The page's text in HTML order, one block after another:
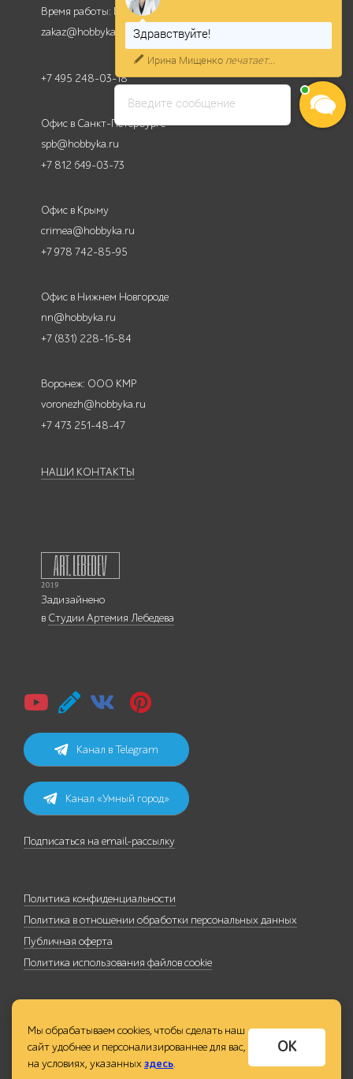
Время работы: Пн-Пт - с 9:00 до 18:00
zakaz@hobbyka.ru
+7 495 248-03-18
Офис в Санкт-Петербурге
spb@hobbyka.ru
+7 812 649-03-73
Офис в Крыму
crimea@hobbyka.ru
+7 978 742-85-95
Офис в Нижнем Новгороде
nn@hobbyka.ru
+7 (831) 228-16-84
Воронеж: ООО КМР
voronezh@hobbyka.ru
+7 473 251-48-47
НАШИ КОНТАКТЫ
Задизайнено
в Студии Артемия Лебедева
Канал в Telegram
Канал «Умный город»
Подписаться на email-рассылку
Политика конфиденциальности
Политика в отношении обработки персональных данных
Публичная оферта
Политика использования файлов cookie
Мы обрабатываем cookies, чтобы сделать наш
сайт удобнее и персонализированнее для вас,
на условиях, указанныхздесь.
ОК
Введите сообщение
Здравствуйте!
Ирина Мищенко печатает...